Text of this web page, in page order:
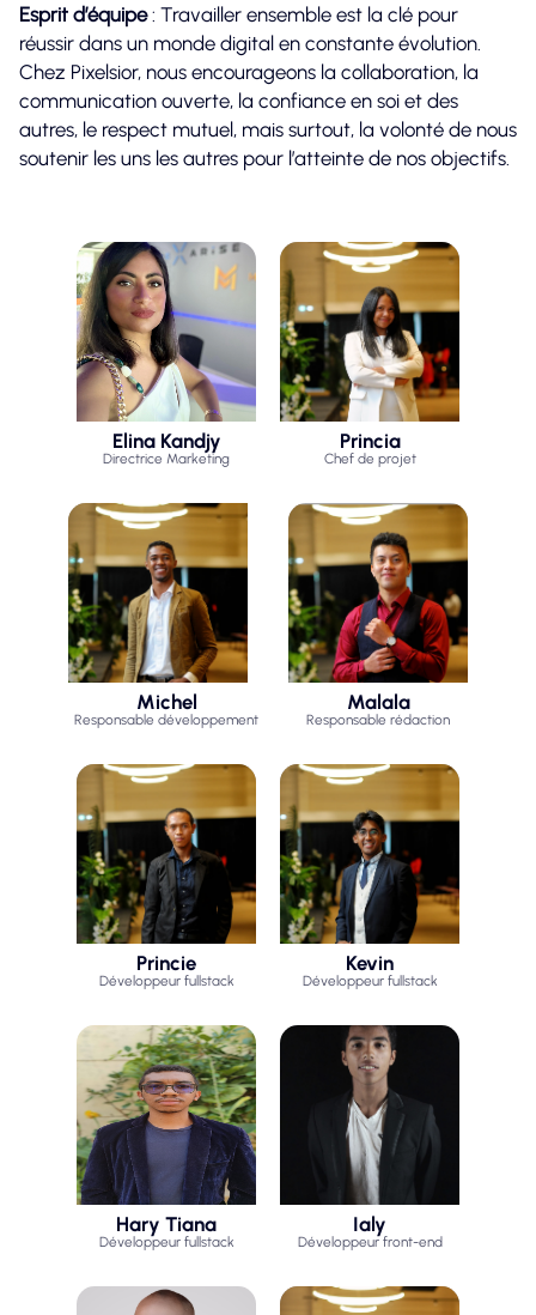
Esprit d’équipe: Travailler ensemble est la clé pour
réussir dans un monde digital en constante évolution.
Chez Pixelsior, nous encourageons la collaboration, la
communication ouverte, la confiance en soi et des
autres, le respect mutuel, mais surtout, la volonté de nous
soutenir les uns les autres pour l’atteinte de nos objectifs.
Elina Kandjy
Directrice Marketing
Princia
Chef de projet
Michel
Responsable développement
Malala
Responsable rédaction
Princie
Développeur fullstack
Kevin
Développeur fullstack
Hary Tiana
Développeur fullstack
Ialy
Développeur front-end